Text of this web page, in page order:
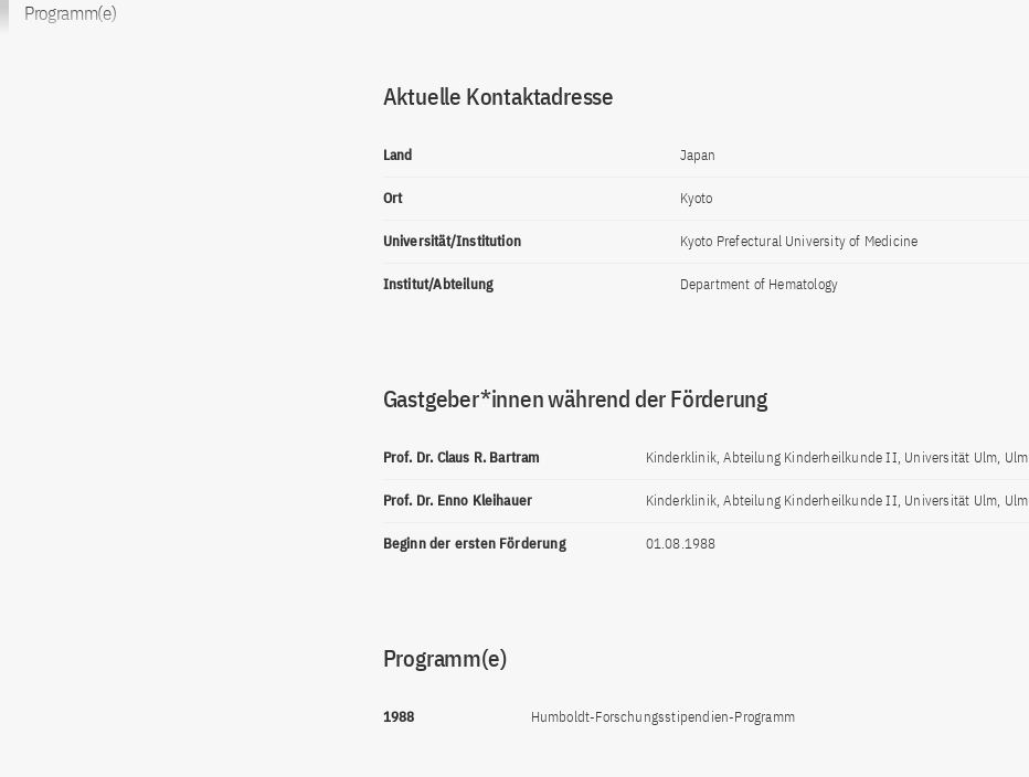
Programm(e)
Aktuelle Kontaktadresse
Land Japan
Ort Kyoto
Universität/Institution Kyoto Prefectural University of Medicine
Institut/Abteilung Department of Hematology
Gastgeber*innen während der Förderung
Prof. Dr. Claus R. Bartram Kinderklinik, Abteilung Kinderheilkunde II, Universität Ulm, Ulm
Prof. Dr. Enno Kleihauer Kinderklinik, Abteilung Kinderheilkunde II, Universität Ulm, Ulm
Beginn der ersten Förderung 01.08.1988
Programm(e)
1988 Humboldt-Forschungsstipendien-Programm